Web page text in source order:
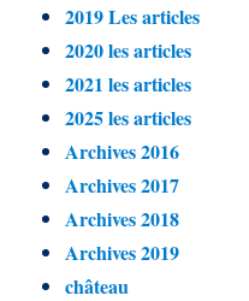
2019 Les articles
2020 les articles
2021 les articles
2025 les articles
Archives 2016
Archives 2017
Archives 2018
Archives 2019
château